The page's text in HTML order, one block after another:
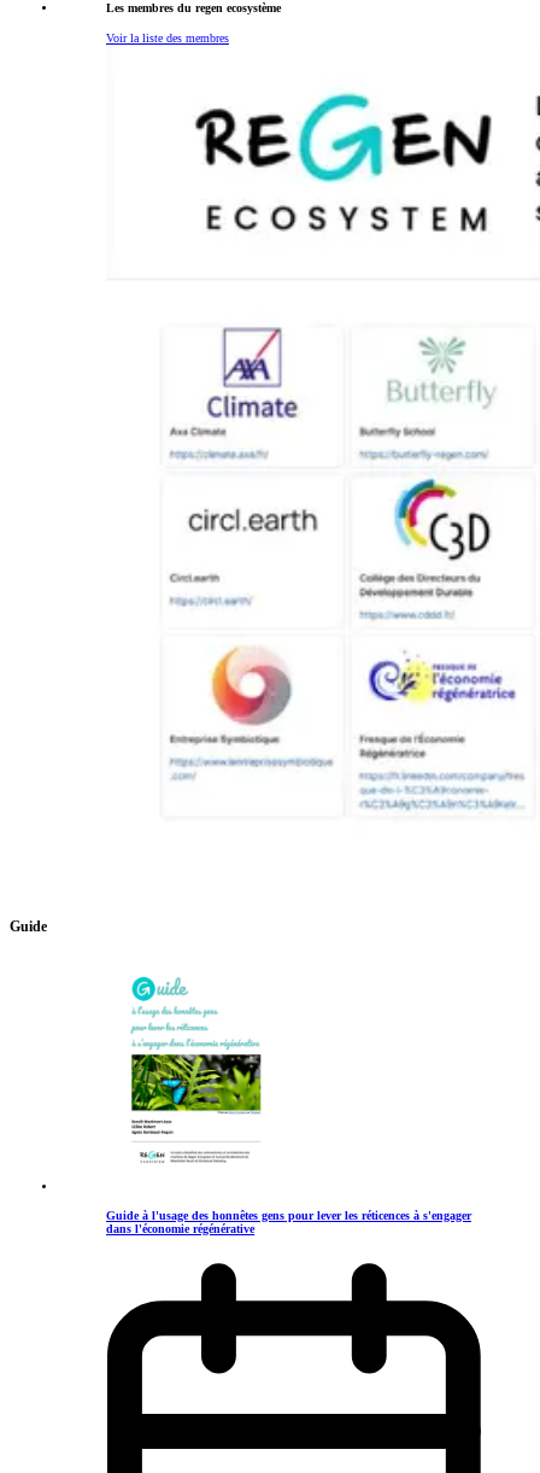
Les membres du regen ecosystème
Voir la liste des membres
Guide
Guide à l'usage des honnêtes gens pour lever les réticences à s'engager
dans l'économie régénérative